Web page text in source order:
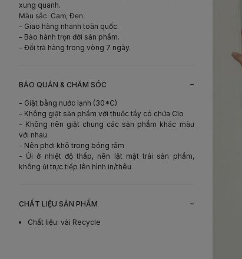
xung quanh.
Màu sắc: Cam, Đen.
- Giao hàng nhanh toàn quốc.
- Bảo hành trọn đời sản phẩm.
- Đổi trả hàng trong vòng 7 ngày.
BẢO QUẢN & CHĂM SÓC -
- Giặt bằng nước lạnh (30*C)
- Không giặt sản phẩm với thuốc tẩy có chứa Clo
- Không nên giặt chung các sản phẩm khác màu
với nhau
- Nên phơi khô trong bóng râm
- Ủi ở nhiệt độ thấp, nên lật mặt trái sản phẩm,
không ủi trực tiếp lên hình in/thêu
CHẤT LIỆU SẢN PHẨM -
Chất liệu: vải Recycle